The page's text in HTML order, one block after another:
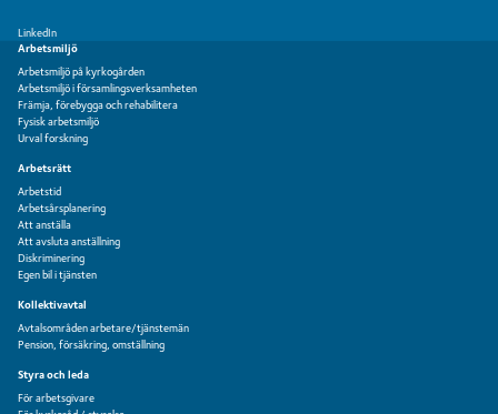
LinkedIn
Arbetsmiljö
Arbetsmiljö på kyrkogården
Arbetsmiljö i församlingsverksamheten
Främja, förebygga och rehabilitera
Fysisk arbetsmiljö
Urval forskning
Arbetsrätt
Arbetstid
Arbetsårsplanering
Att anställa
Att avsluta anställning
Diskriminering
Egen bil i tjänsten
Kollektivavtal
Avtalsområden arbetare/tjänstemän
Pension, försäkring, omställning
Styra och leda
För arbetsgivare